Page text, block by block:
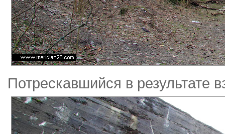
Потрескавшийся в результате